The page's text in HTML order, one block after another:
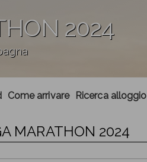
2024
Come arrivare Ricerca alloggio
MARATHON 2024